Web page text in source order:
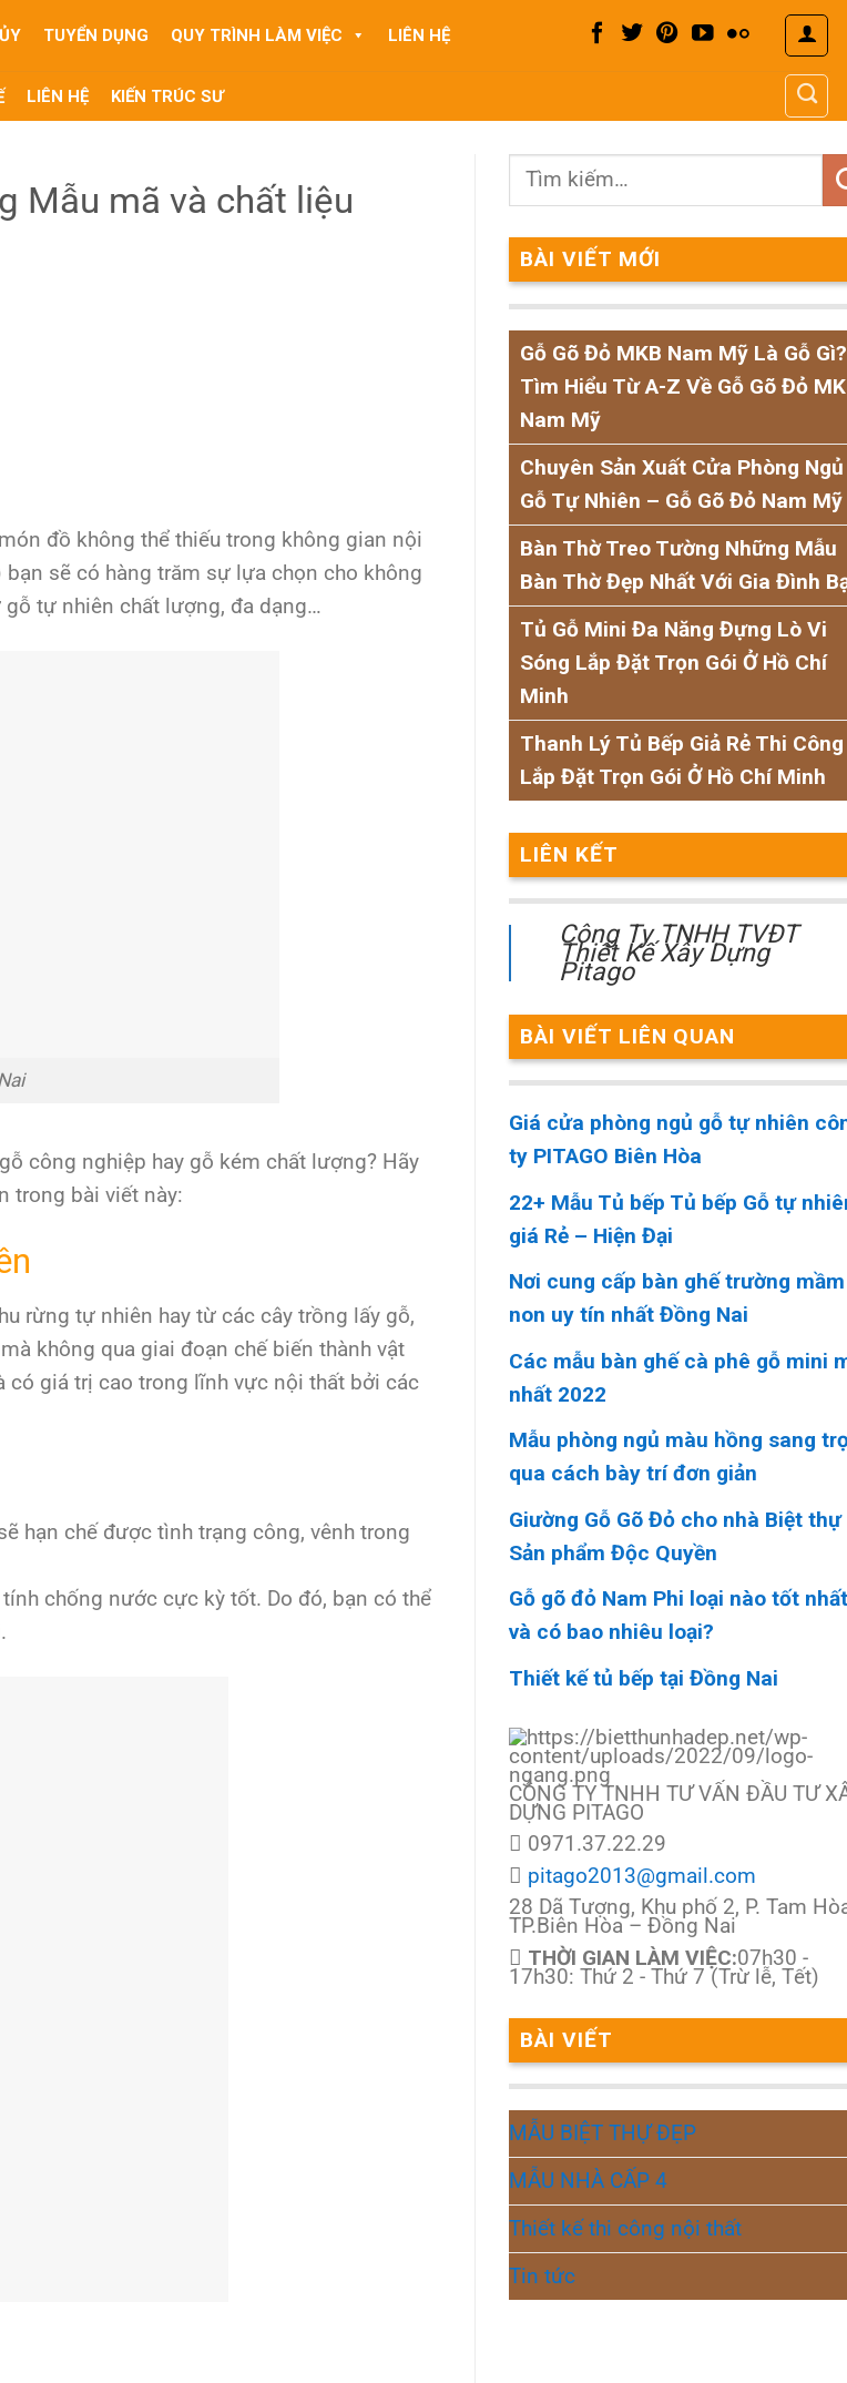
TUYỂN DỤNG QUY TRÌNH LÀM VIỆC LIÊN HỆ
LIÊN HỆ KIẾN TRÚC SƯ
Mẫu mã và chất liệu
đồ không thể thiếu trong không gian nội
sẽ có hàng trăm sự lựa chọn cho không
tự nhiên chất lượng, đa dạng…
công nghiệp hay gỗ kém chất lượng? Hãy
trong bài viết này:
rừng tự nhiên hay từ các cây trồng lấy gỗ,
không qua giai đoạn chế biến thành vật
có giá trị cao trong lĩnh vực nội thất bởi các
hạn chế được tình trạng công, vênh trong
chống nước cực kỳ tốt. Do đó, bạn có thể
BÀI VIẾT MỚI
Gỗ Gõ Đỏ MKB Nam Mỹ Là Gỗ Gì?
Tìm Hiểu Từ A-Z Về Gỗ Gõ Đỏ
Nam Mỹ
Chuyên Sản Xuất Cửa Phòng Ngủ
Gỗ Tự Nhiên – Gỗ Gõ Đỏ Nam Mỹ
Bàn Thờ Treo Tường Những Mẫu
Bàn Thờ Đẹp Nhất Với Gia Đình
Tủ Gỗ Mini Đa Năng Đựng Lò Vi
Sóng Lắp Đặt Trọn Gói Ở Hồ Chí
Minh
Thanh Lý Tủ Bếp Giả Rẻ Thi Công
Lắp Đặt Trọn Gói Ở Hồ Chí Minh
LIÊN KẾT
Công Ty TNHH TVĐT
Thiết Kế Xây Dựng
Pitago
BÀI VIẾT LIÊN QUAN
Giá cửa phòng ngủ gỗ tự nhiên
ty PITAGO Biên Hòa
22+ Mẫu Tủ bếp Tủ bếp Gỗ tự
giá Rẻ – Hiện Đại
Nơi cung cấp bàn ghế trường mầm
non uy tín nhất Đồng Nai
Các mẫu bàn ghế cà phê gỗ mini
nhất 2022
Mẫu phòng ngủ màu hồng sang
qua cách bày trí đơn giản
Giường Gỗ Gõ Đỏ cho nhà Biệt thự
Sản phẩm Độc Quyền
Gỗ gõ đỏ Nam Phi loại nào tốt nhất
và có bao nhiêu loại?
Thiết kế tủ bếp tại Đồng Nai
CÔNG TY TNHH TƯ VẤN ĐẦU TƯ
DỰNG PITAGO
0971.37.22.29
pitago2013@gmail.com
28 Dã Tượng, Khu phố 2, P. Tam
TP.Biên Hòa – Đồng Nai
THỜI GIAN LÀM VIỆC:07h30 -
17h30: Thứ 2 - Thứ 7 (Trừ lễ, Tết)
BÀI VIẾT
MẪU BIỆT THỰ ĐẸP
MẪU NHÀ CẤP 4
Thiết kế thi công nội thất
Tin tức